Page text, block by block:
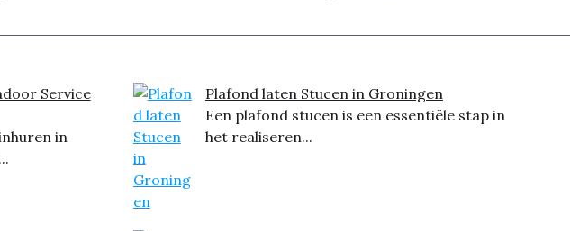
Service
in
Plafond laten Stucen in Groningen
Een plafond stucen is een essentiële stap in
het realiseren...